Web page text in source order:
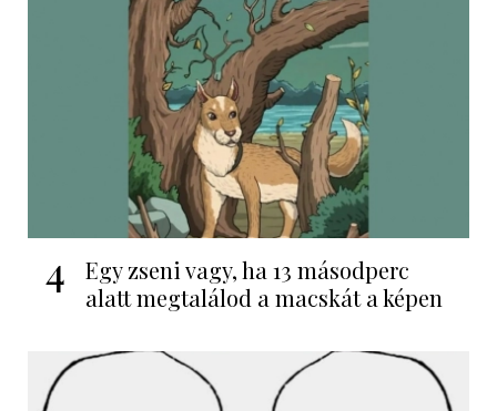
4
Egy zseni vagy, ha 13 másodperc
alatt megtalálod a macskát a képen